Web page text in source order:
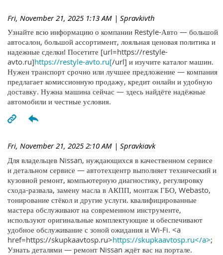
Fri, November 21, 2025 1:13 AM | Spravkivth
Узнайте всю информацию о компании Restyle-Авто — большой
автосалон, большой ассортимент, лояльная ценовая политика и
надежные сделки! Посетите [url=https://restyle-
avto.ru]https://restyle-avto.ru[/url] и изучите каталог машин.
Нужен транспорт срочно или лучшее предложение — компания
предлагает комиссионную продажу, кредит онлайн и удобную
доставку. Нужна машина сейчас — здесь найдёте надёжные
автомобили и честные условия.
Fri, November 21, 2025 2:10 AM | Spravkiavk
Для владельцев Nissan, нуждающихся в качественном сервисе
и детальном сервисе — автотехцентр выполняет технический и
кузовной ремонт, компьютерную диагностику, регулировку
схода-развала, замену масла в АКПП, монтаж ГБО, Webasto,
тонирование стёкол и другие услуги. квалифицированные
мастера обслуживают на современном инструменте,
используют оригинальные комплектующие и обеспечивают
удобное обслуживание с зоной ожидания и Wi-Fi. <a
href=https://skupkaavtosp.ru>https://skupkaavtosp.ru</a>;
Узнать деталями — ремонт Nissan ждёт вас на портале.